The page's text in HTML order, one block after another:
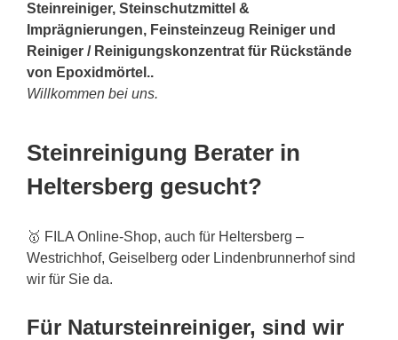
Steinreiniger, Steinschutzmittel &
Imprägnierungen, Feinsteinzeug Reiniger und
Reiniger / Reinigungskonzentrat für Rückstände
von Epoxidmörtel..
Willkommen bei uns.
Steinreinigung Berater in
Heltersberg gesucht?
🥇 FILA Online-Shop, auch für Heltersberg –
Westrichhof, Geiselberg oder Lindenbrunnerhof sind
wir für Sie da.
Für Natursteinreiniger, sind wir